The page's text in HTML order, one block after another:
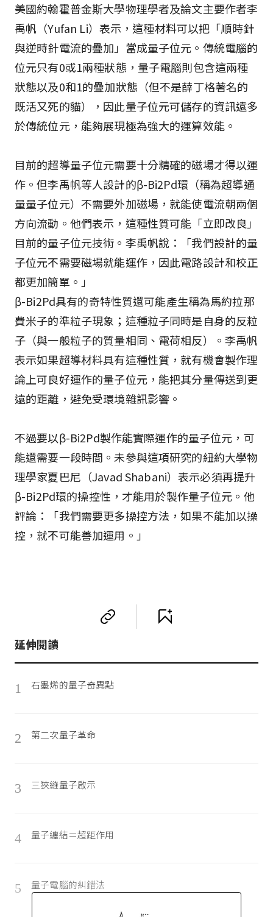
美國約翰霍普金斯大學物理學者及論文主要作者李
禹帆（Yufan Li）表示，這種材料可以把「順時針
與逆時針電流的疊加」當成量子位元。傳統電腦的
位元只有0或1兩種狀態，量子電腦則包含這兩種
狀態以及0和1的疊加狀態（但不是薛丁格著名的
既活又死的貓），因此量子位元可儲存的資訊遠多
於傳統位元，能夠展現極為強大的運算效能。
目前的超導量子位元需要十分精確的磁場才得以運
作。但李禹帆等人設計的β-Bi2Pd環（稱為超導通
量量子位元）不需要外加磁場，就能使電流朝兩個
方向流動。他們表示，這種性質可能「立即改良」
目前的量子位元技術。李禹帆說：「我們設計的量
子位元不需要磁場就能運作，因此電路設計和校正
都更加簡單。」
β-Bi2Pd具有的奇特性質還可能產生稱為馬約拉那
費米子的準粒子現象；這種粒子同時是自身的反粒
子（與一般粒子的質量相同、電荷相反）。李禹帆
表示如果超導材料具有這種性質，就有機會製作理
論上可良好運作的量子位元，能把其分量傳送到更
遠的距離，避免受環境雜訊影響。
不過要以β-Bi2Pd製作能實際運作的量子位元，可
能還需要一段時間。未參與這項研究的紐約大學物
理學家夏巴尼（Javad Shabani）表示必須再提升
β-Bi2Pd環的操控性，才能用於製作量子位元。他
評論：「我們需要更多操控方法，如果不能加以操
控，就不可能善加運用。」
延伸閱讀
1 石墨烯的量子奇異點
2 第二次量子革命
3 三狹縫量子啟示
4 量子纏結＝超距作用
5 量子電腦的糾錯法